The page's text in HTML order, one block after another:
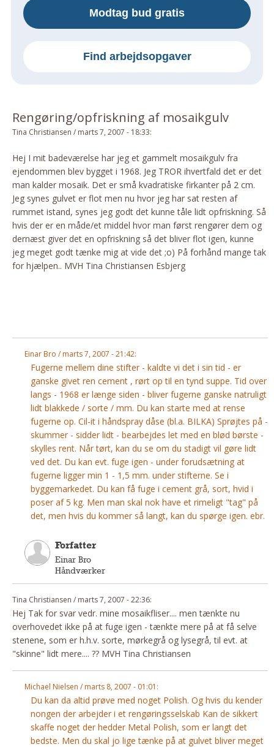
Reparationer
Om Materialer
HANDYMAN
Tips Og Tricks
Kemi
Andet
Båd
GARTNER
Beplantning
Belægning
Skadedyr
Pletleksikon
Modtag bud gratis
Find arbejdsopgaver
Rengøring/opfriskning af mosaikgulv
Tina Christiansen / marts 7, 2007 - 18:33:
Hej I mit badeværelse har jeg et gammelt mosaikgulv fra
ejendommen blev bygget i 1968. Jeg TROR ihvertfald det er det
man kalder mosaik. Det er små kvadratiske firkanter på 2 cm.
Jeg synes gulvet er flot men nu hvor jeg har sat resten af
rummet istand, synes jeg godt det kunne tåle lidt opfriskning. Så
hvis der er en måde/et middel hvor man først rengører dem og
dernæst giver det en opfriskning så det bliver flot igen, kunne
jeg meget godt tænke mig at vide det ;o) På forhånd mange tak
for hjælpen.. MVH Tina Christiansen Esbjerg
Einar Bro / marts 7, 2007 - 21:42:
Fugerne mellem dine stifter - kaldte vi det i sin tid - er
ganske givet ren cement , rørt op til en tynd suppe. Tid over
langs - 1968 er længe siden - bliver fugerne ganske natruligt
lidt blakkede / sorte / mm. Du kan starte med at rense
fugerne op. Cil-it i håndspray dåse (bl.a. BILKA) Sprøjtes på -
skummer - sidder lidt - bearbejdes let med en blød børste -
skylles rent. Når tørt, kan du se om du stadigt vil gøre lidt
ved det. Du kan evt. fuge igen - under forudsætning at
fugerne ligger min 1 - 1,5 mm. under stifterne. Se i
byggemarkedet. Du kan få fuge i cement grå, sort, hvid i
poser af 5 kg. Men man skal nok have et rimeligt "tag" på
det, men hvis du kommer så langt, kan du spørge igen. ebr.
Forfatter
Einar Bro
Håndværker
Tina Christiansen / marts 7, 2007 - 22:36:
Hej Tak for svar vedr. mine mosaikfliser.... men tænkte nu
overhovedet ikke på at fuge igen - tænkte mere på at få selve
stenene, som er h.h.v. sorte, mørkegrå og lysegrå, til evt. at
"skinne" lidt mere.... ?? MVH Tina Christiansen
Michael Nielsen / marts 8, 2007 - 01:01:
Du kan da altid prøve med noget Polish. Og hvis du kender
nongen der arbejder i et rengøringsselskab Kan de sikkert
skaffe noget der hedder Metal Polish, som er langt det
bedste. Men du skal jo lige tænke på at gulvet bliver meget